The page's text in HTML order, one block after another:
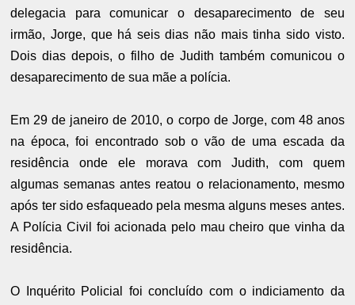
delegacia para comunicar o desaparecimento de seu
irmão, Jorge, que há seis dias não mais tinha sido visto.
Dois dias depois, o filho de Judith também comunicou o
desaparecimento de sua mãe a polícia.
Em 29 de janeiro de 2010, o corpo de Jorge, com 48 anos
na época, foi encontrado sob o vão de uma escada da
residência onde ele morava com Judith, com quem
algumas semanas antes reatou o relacionamento, mesmo
após ter sido esfaqueado pela mesma alguns meses antes.
A Polícia Civil foi acionada pelo mau cheiro que vinha da
residência.
O Inquérito Policial foi concluído com o indiciamento da